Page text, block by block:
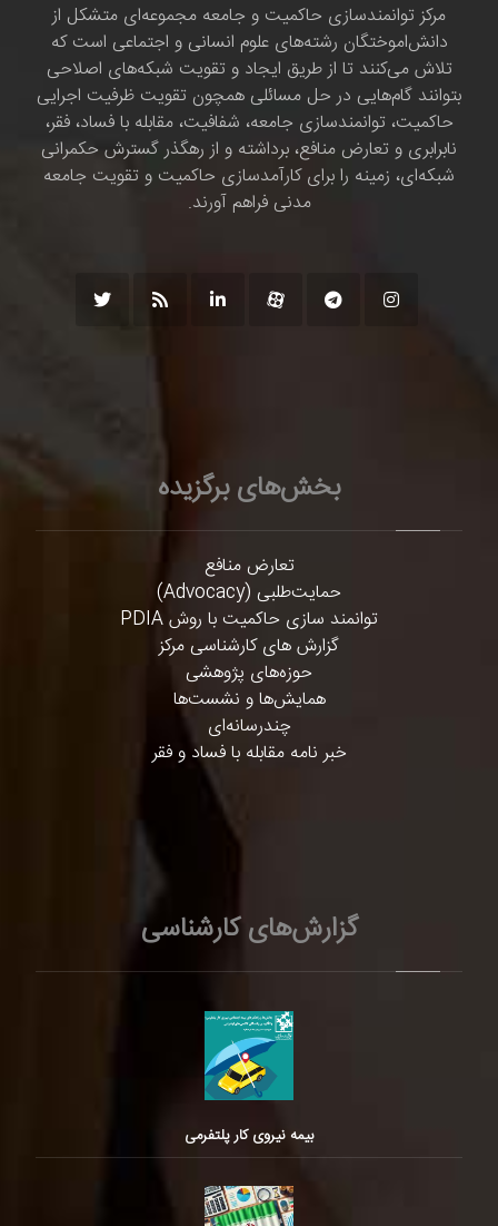
مرکز توانمندسازی حاکمیت و جامعه مجموعه‌ای متشکل از
دانش‌اموختگان رشته‌های علوم انسانی و اجتماعی است که
تلاش می‌کنند تا از طریق ایجاد و تقویت شبکه‌های اصلاحی
بتوانند گام‌هایی در حل مسائلی همچون تقویت ظرفیت اجرایی
حاکمیت، توانمندسازی جامعه، شفافیت، مقابله با فساد، فقر،
نابرابری و تعارض منافع، برداشته و از رهگذر گسترش حکمرانی
شبکه‌ای، زمینه را برای کارآمدسازی حاکمیت و تقویت جامعه
مدنی فراهم آورند.
بخش‌های برگزیده
تعارض منافع
حمایت‌طلبی (Advocacy)
توانمند سازی حاکمیت با روش PDIA
گزارش های کارشناسی مرکز
حوزه‌های پژوهشی
همایش‌ها و نشست‌ها
چندرسانه‌ای
خبر نامه مقابله با فساد و فقر
گزارش‌های کارشناسی
بیمه نیروی کار پلتفرمی